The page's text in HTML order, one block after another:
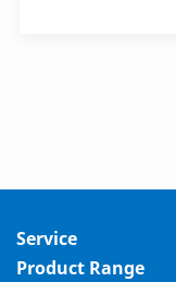
Service
Product Range